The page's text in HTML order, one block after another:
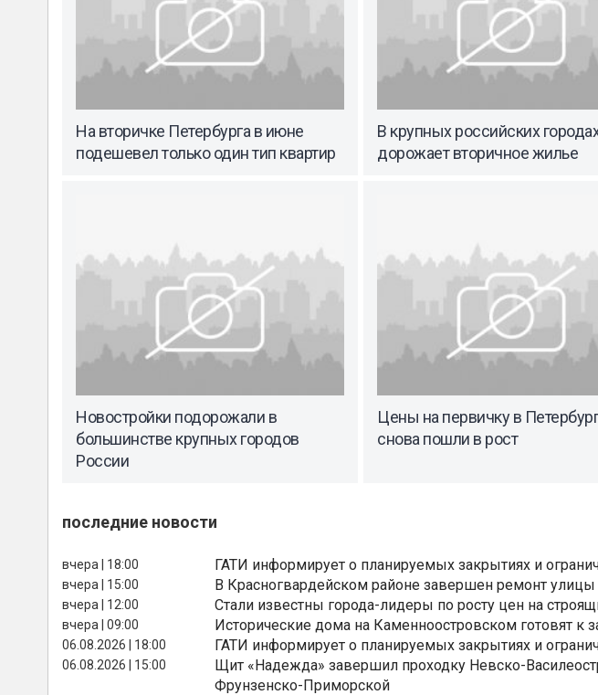
На вторичке Петербурга в июне
подешевел только один тип квартир
В крупных российских
дорожает вторичное жилье
Новостройки подорожали в
большинстве крупных городов
России
Цены на первичку в
снова пошли в рост
последние новости
вчера | 18:00 ГАТИ информирует о планируемых закрытиях и
вчера | 15:00 В Красногвардейском районе завершен ремонт
вчера | 12:00 Стали известны города-лидеры по росту цен на
вчера | 09:00 Исторические дома на Каменноостровском готовят к
06.08.2026 | 18:00 ГАТИ информирует о планируемых закрытиях и
06.08.2026 | 15:00
Щит «Надежда» завершил проходку Невско-
Фрунзенско-Приморской